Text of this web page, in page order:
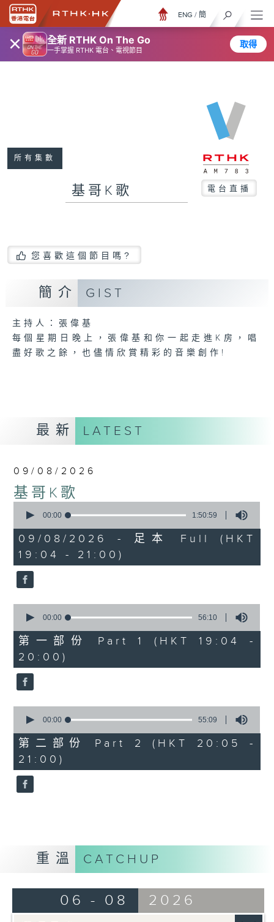
× 全新 RTHK On The Go
一手掌握 RTHK 電台、電視節目
取得
ENG / 簡
所有集數
基哥K歌 電台直播
您喜歡這個節目嗎?
簡介 GIST
主持人：張偉基
每個星期日晚上，張偉基和你一起走進K房，唱
盡好歌之餘，也儘情欣賞精彩的音樂創作!
最新 LATEST
09/08/2026
基哥K歌
seconds
1
hour,
50
minutes,
59
seconds
00:00 1:50:59
09/08/2026 - 足本 Full (HKT
19:04 - 21:00)
seconds
56
minutes,
10
seconds
00:00 56:10
第一部份 Part 1 (HKT 19:04 -
20:00)
seconds
55
minutes,
9
seconds
00:00 55:09
第二部份 Part 2 (HKT 20:05 -
21:00)
重溫 CATCHUP
06 - 08 2026